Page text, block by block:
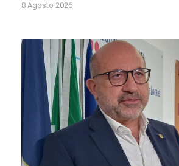
8 Agosto 2026